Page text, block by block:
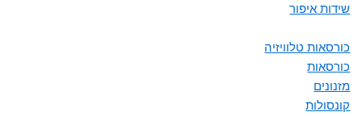
שידות איפור
כורסאות טלוויזיה
כורסאות
מזנונים
קונסולות